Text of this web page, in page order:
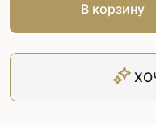
В корзину